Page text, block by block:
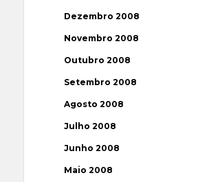
Dezembro 2008
Novembro 2008
Outubro 2008
Setembro 2008
Agosto 2008
Julho 2008
Junho 2008
Maio 2008